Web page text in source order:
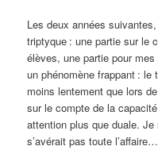
Les deux années
triptyque : une partie sur le
élèves, une partie pour
un phénomène frappant : le
moins lentement que lors
sur le compte de la
attention plus que duale.
s’avérait pas toute l’affaire…